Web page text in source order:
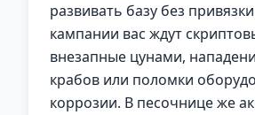
развивать базу без
кампании вас ждут
внезапные цунами,
крабов или поломки
коррозии. В песочнице же